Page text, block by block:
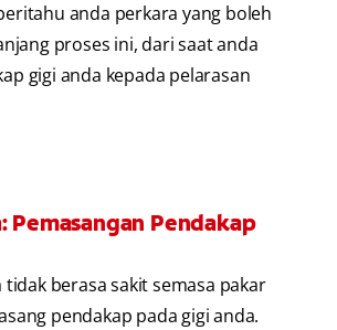
anda perkara yang boleh
proses ini, dari saat anda
gigi anda kepada pelarasan
Pemasangan Pendakap
berasa sakit semasa pakar
pendakap pada gigi anda.